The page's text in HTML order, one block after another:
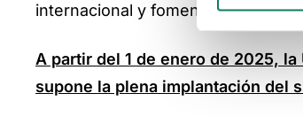
internacional y fomentar una
A partir del 1 de enero de 2025,
supone la plena implantación del